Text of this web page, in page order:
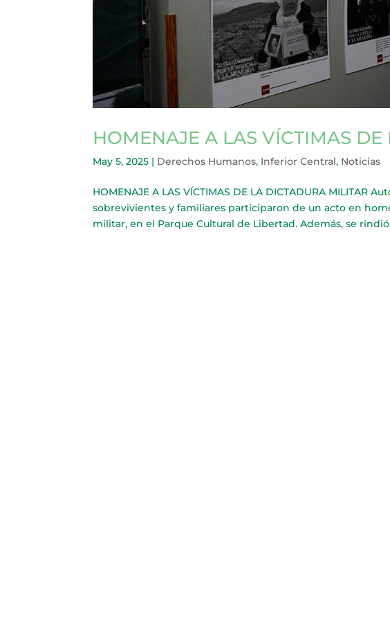
HOMENAJE A LAS VÍCTIMAS
May 5, 2025 | Derechos Humanos, Inferior Central, Noticias
HOMENAJE A LAS VÍCTIMAS DE LA DICTADURA MILITAR
sobrevivientes y familiares participaron de un acto en
militar, en el Parque Cultural de Libertad. Además, se